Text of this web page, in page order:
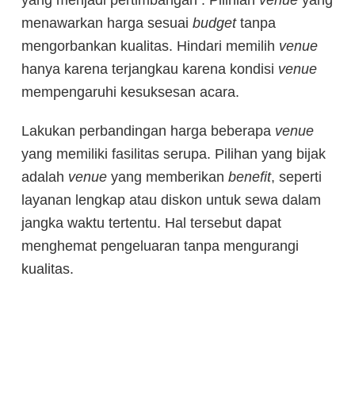
menawarkan harga sesuai budgettanpa
mengorbankan kualitas. Hindari memilih venue
hanya karena terjangkau karena kondisi venue
mempengaruhi kesuksesan acara.
Lakukan perbandingan harga beberapa venue
yang memiliki fasilitas serupa. Pilihan yang bijak
adalah venue yang memberikan benefit, seperti
layanan lengkap atau diskon untuk sewa dalam
jangka waktu tertentu. Hal tersebut dapat
menghemat pengeluaran tanpa mengurangi
kualitas.